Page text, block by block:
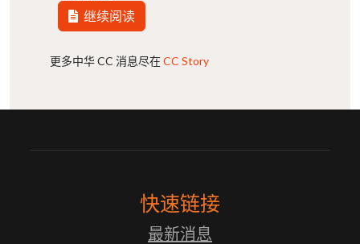
继续阅读
更多中华 CC 消息尽在CC Story
快速链接
最新消息